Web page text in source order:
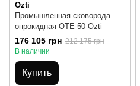
Ozti
Промышленная сковорода
опрокидная OTE 50 Ozti
176 105 грн 212 175 грн
В наличии
Купить